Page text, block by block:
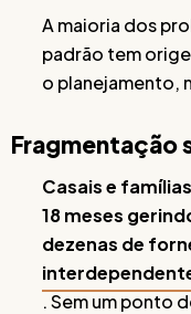
A maioria dos
padrão tem
o planejamento,
Fragmentação
Casais e
18 meses
dezenas de
. Sem um ponto